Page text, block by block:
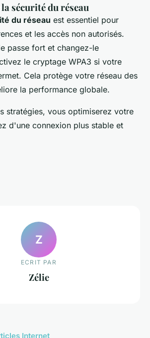
sécurité du réseau
du réseau est essentiel pour
et les accès non autorisés.
passe fort et changez-le
le cryptage WPA3 si votre
Cela protège votre réseau des
la performance globale.
stratégies, vous optimiserez votre
d'une connexion plus stable et
Z
ECRIT PAR
Zélie
Internet